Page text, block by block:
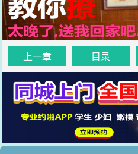
上一章 目录